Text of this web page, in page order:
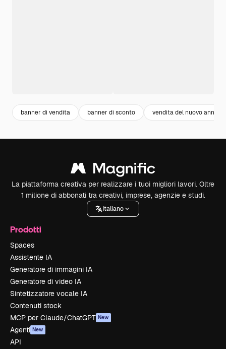
banner di vendita banner di sconto vendita del nuovo anno
La piattaforma creativa per realizzare i tuoi migliori lavori. Oltre
1 milione di abbonati tra creativi, imprese, agenzie e studi.
Italiano
Prodotti
Spaces
Assistente IA
Generatore di immagini IA
Generatore di video IA
Sintetizzatore vocale IA
Contenuti stock
MCP per Claude/ChatGPT New
Agenti New
API